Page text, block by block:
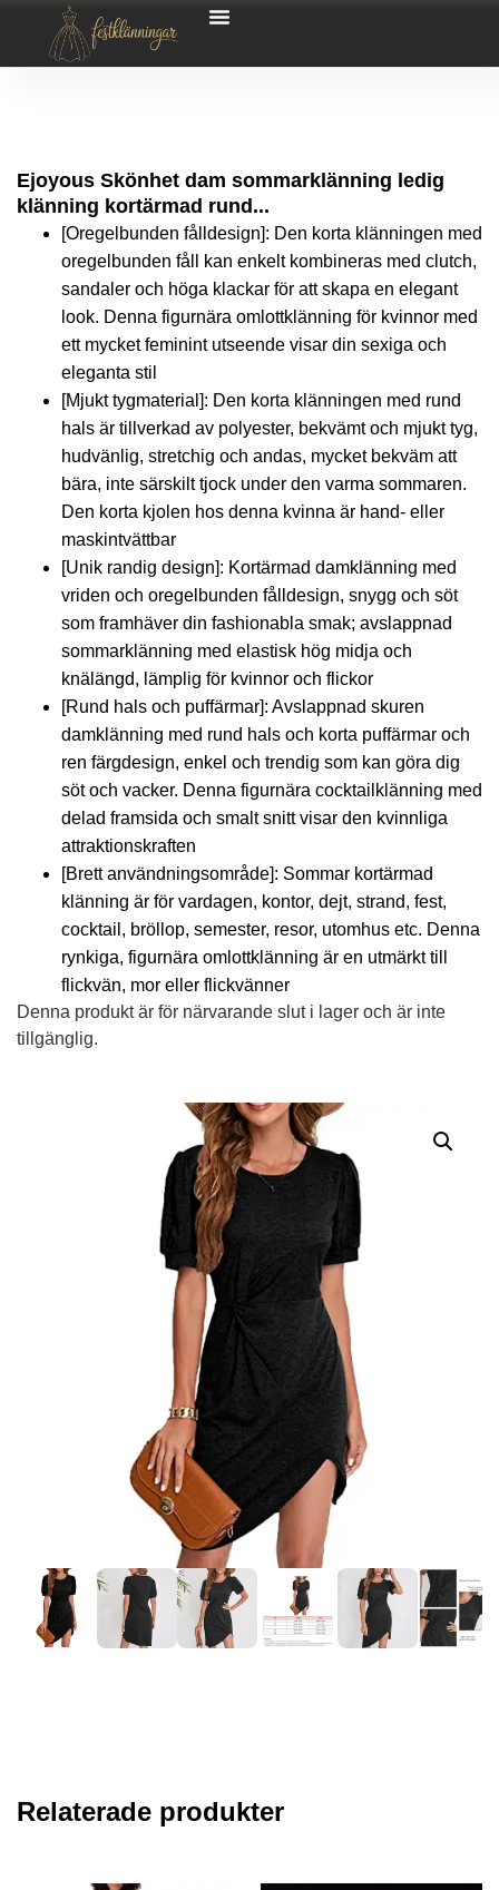
Ejoyous Skönhet dam sommarklänning ledig
klänning kortärmad rund...
[Oregelbunden fålldesign]: Den korta klänningen med
oregelbunden fåll kan enkelt kombineras med clutch,
sandaler och höga klackar för att skapa en elegant
look. Denna figurnära omlottklänning för kvinnor med
ett mycket feminint utseende visar din sexiga och
eleganta stil
[Mjukt tygmaterial]: Den korta klänningen med rund
hals är tillverkad av polyester, bekvämt och mjukt tyg,
hudvänlig, stretchig och andas, mycket bekväm att
bära, inte särskilt tjock under den varma sommaren.
Den korta kjolen hos denna kvinna är hand- eller
maskintvättbar
[Unik randig design]: Kortärmad damklänning med
vriden och oregelbunden fålldesign, snygg och söt
som framhäver din fashionabla smak; avslappnad
sommarklänning med elastisk hög midja och
knälängd, lämplig för kvinnor och flickor
[Rund hals och puffärmar]: Avslappnad skuren
damklänning med rund hals och korta puffärmar och
ren färgdesign, enkel och trendig som kan göra dig
söt och vacker. Denna figurnära cocktailklänning med
delad framsida och smalt snitt visar den kvinnliga
attraktionskraften
[Brett användningsområde]: Sommar kortärmad
klänning är för vardagen, kontor, dejt, strand, fest,
cocktail, bröllop, semester, resor, utomhus etc. Denna
rynkiga, figurnära omlottklänning är en utmärkt till
flickvän, mor eller flickvänner
Denna produkt är för närvarande slut i lager och är inte
tillgänglig.
Relaterade produkter